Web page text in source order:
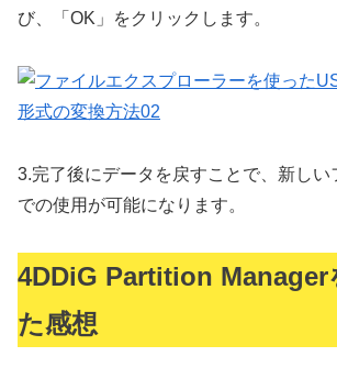
び、「OK」をクリックします。
3.完了後にデータを戻すことで、新しい
での使用が可能になります。
4DDiG Partition Manager
た感想